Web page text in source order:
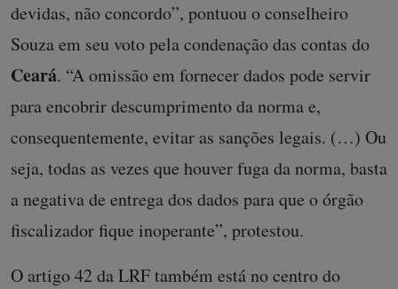
devidas, não concordo”, pontuou o conselheiro
Souza em seu voto pela condenação das contas do
Ceará. “A omissão em fornecer dados pode servir
para encobrir descumprimento da norma e,
consequentemente, evitar as sanções legais. (…) Ou
seja, todas as vezes que houver fuga da norma, basta
a negativa de entrega dos dados para que o órgão
fiscalizador fique inoperante”, protestou.
O artigo 42 da LRF também está no centro do